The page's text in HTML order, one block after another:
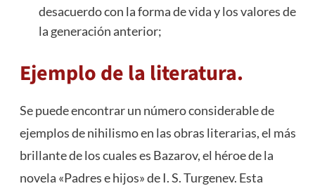
desacuerdo con la forma de vida y los valores de
la generación anterior;
Ejemplo de la literatura.
Se puede encontrar un número considerable de
ejemplos de nihilismo en las obras literarias, el más
brillante de los cuales es Bazarov, el héroe de la
novela «Padres e hijos» de I. S. Turgenev. Esta